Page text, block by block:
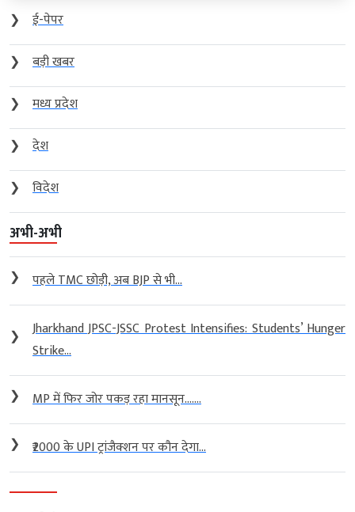
❯
ई-पेपर
❯
बड़ी खबर
❯
मध्य प्रदेश
❯
देश
❯
विदेश
अभी-अभी
❯ पहले TMC छोड़ी, अब BJP से भी...
❯
Jharkhand JPSC-JSSC Protest Intensifies: Students’ Hunger
Strike...
❯ MP में फिर जोर पकड़ रहा मानसून…....
❯ ₹2000 के UPI ट्रांजैक्शन पर कौन देगा...